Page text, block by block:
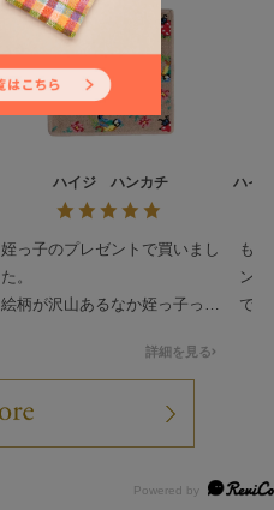
ハイジ ハンカチ
詳細を見る
姪っ子のプレゼントで買いまし
た。
絵柄が沢山あるなか姪っ子っぽ
ャだったみたいで喜んで貰いま
ハイ
も
ン
で